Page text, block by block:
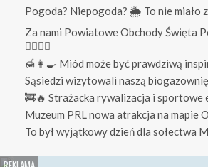
Pogoda? Niepogoda? 🌦️ To nie miało
Za nami Powiatowe Obchody Święta
👮‍♀️👮‍♂️
🍯👩‍🍳 Miód może być prawdziwą
Sąsiedzi wizytowali naszą biogazownię
🚒🔥 Strażacka rywalizacja i sportowe
Muzeum PRL nowa atrakcja na mapie
To był wyjątkowy dzień dla sołectwa